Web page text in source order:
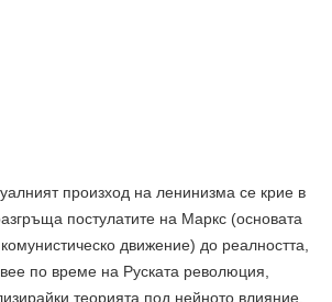
произход на ленинизма се крие в
постулатите на Маркс (основата
движение) до реалността,
по време на Руската революция,
теорията под нейното влияние.